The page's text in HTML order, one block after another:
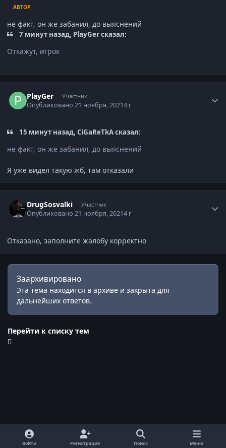
АВТОР
не факт, он же забанил, до выяснений
7 минут назад, PlayGer сказал:
Откажут, игрок
PlayGer Участник
Опубликовано21 ноября, 20214 г
15 минут назад, CiGaReTkA сказал:
не факт, он же забанил, до выяснений
Я уже видел такую жб, там отказали
DrugSosvalki Участник
Опубликовано21 ноября, 20214 г
Отказано, заполните жалобу корректно
Заархивировано
Эта тема находится в архиве и закрыта для
дальнейших ответов.
Перейти к списку тем
Войти Регистрация Поиск Меню